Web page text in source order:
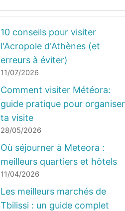
10 conseils pour visiter
l'Acropole d'Athènes (et
erreurs à éviter)
11/07/2026
Comment visiter Météora:
guide pratique pour organiser
ta visite
28/05/2026
Où séjourner à Meteora :
meilleurs quartiers et hôtels
11/04/2026
Les meilleurs marchés de
Tbilissi : un guide complet